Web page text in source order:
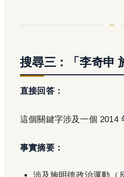
搜尋三：「李奇申
直接回答：
這個關鍵字涉及一個 2014
事實摘要：
涉及施明德政治運動（